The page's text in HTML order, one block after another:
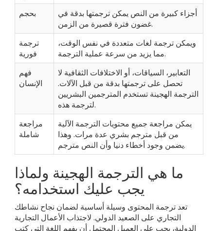
بحجم
أجزاء كبيرة من النص يمكن ترجمتها بدقة في
غضون فترة قصيرة من الزمن.
ترجمة
فورية
ويمكن ترجمة لغات متعددة في نفس الوقت،
مما يزيد من سرعة عملية الترجمة.
فهم
الإنسان
التعابير، السياقات، أو الاختلافات الثقافية لا
تحصل على ترجمتها بدقة من قبل الآلات.
الترجمة الهجينة تستخدم المترجمين البشريين
لترجمة هذه.
مراجعة
شاملة
يمكن مراجعة جميع محتويات الترجمة الآلية
من قبل مترجم بشري عدة مرات. وهذا
يضمن وجود أخطاء دنيا وأن النص مترجم.
ما هي الترجمة الهجينة ولماذا
يجب عليك استخدامه؟
تعد ترجمة المحتوى وسيلة أساسية لضمان نجاح نشاطك
التجاري على الصعيد الدولي. لاجتذاب الأعمال التجارية
الدولية، يجب على العميل المحتمل أن يفهم اللغة التي كتب